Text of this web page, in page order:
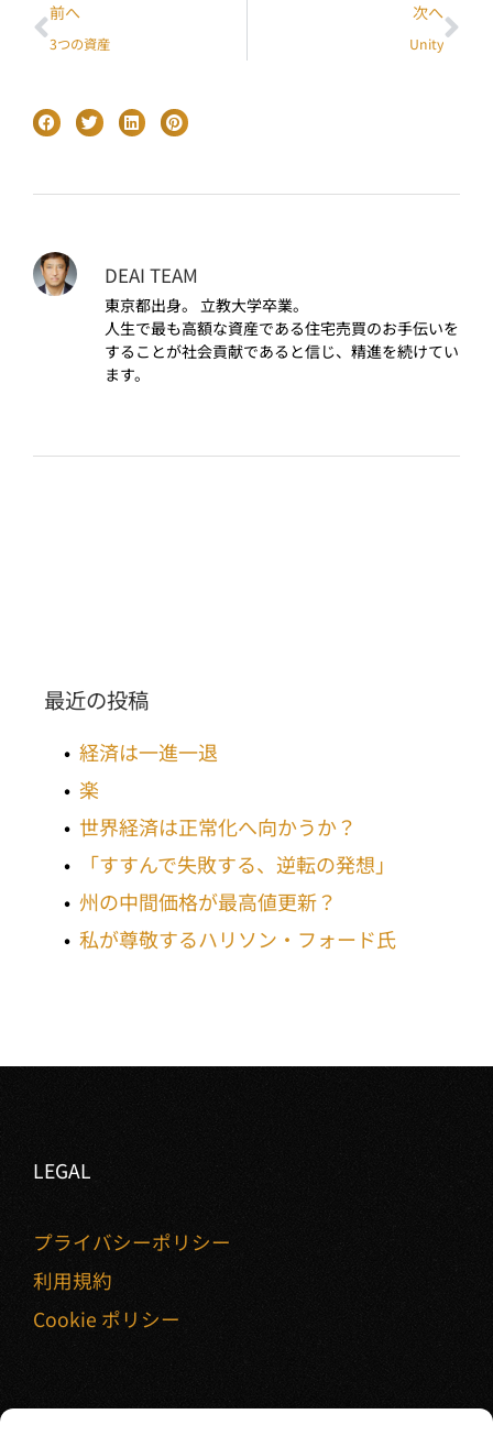
前へ
3つの資産
次へ
Unity
DEAI TEAM
東京都出身。 立教大学卒業。
人生で最も高額な資産である住宅売買のお手伝いを
することが社会貢献であると信じ、精進を続けてい
ます。
最近の投稿
経済は一進一退
楽
世界経済は正常化へ向かうか？
「すすんで失敗する、逆転の発想」
州の中間価格が最高値更新？
私が尊敬するハリソン・フォード氏
LEGAL
プライバシーポリシー
利用規約
Cookie ポリシー